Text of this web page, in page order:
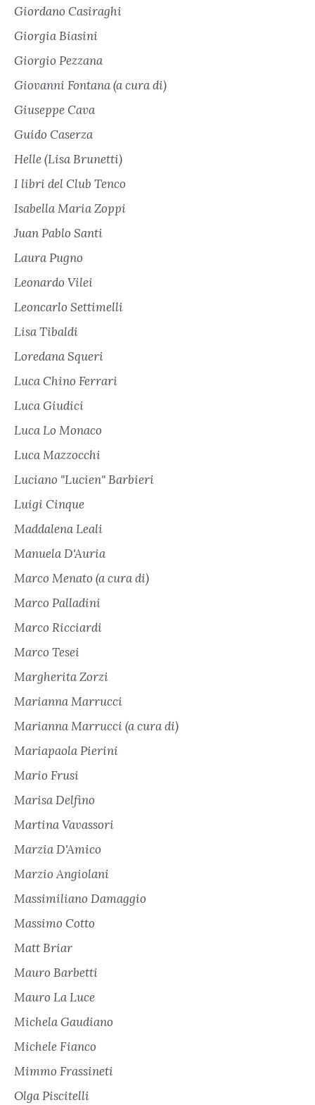
Giordano Casiraghi
Giorgia Biasini
Giorgio Pezzana
Giovanni Fontana (a cura di)
Giuseppe Cava
Guido Caserza
Helle (Lisa Brunetti)
I libri del Club Tenco
Isabella Maria Zoppi
Juan Pablo Santi
Laura Pugno
Leonardo Vilei
Leoncarlo Settimelli
Lisa Tibaldi
Loredana Squeri
Luca Chino Ferrari
Luca Giudici
Luca Lo Monaco
Luca Mazzocchi
Luciano "Lucien" Barbieri
Luigi Cinque
Maddalena Leali
Manuela D'Auria
Marco Menato (a cura di)
Marco Palladini
Marco Ricciardi
Marco Tesei
Margherita Zorzi
Marianna Marrucci
Marianna Marrucci (a cura di)
Mariapaola Pierini
Mario Frusi
Marisa Delfino
Martina Vavassori
Marzia D'Amico
Marzio Angiolani
Massimiliano Damaggio
Massimo Cotto
Matt Briar
Mauro Barbetti
Mauro La Luce
Michela Gaudiano
Michele Fianco
Mimmo Frassineti
Olga Piscitelli